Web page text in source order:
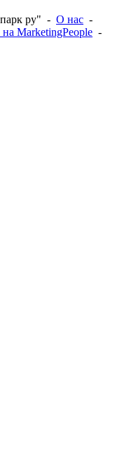
ру" - О нас -
на MarketingPeople -